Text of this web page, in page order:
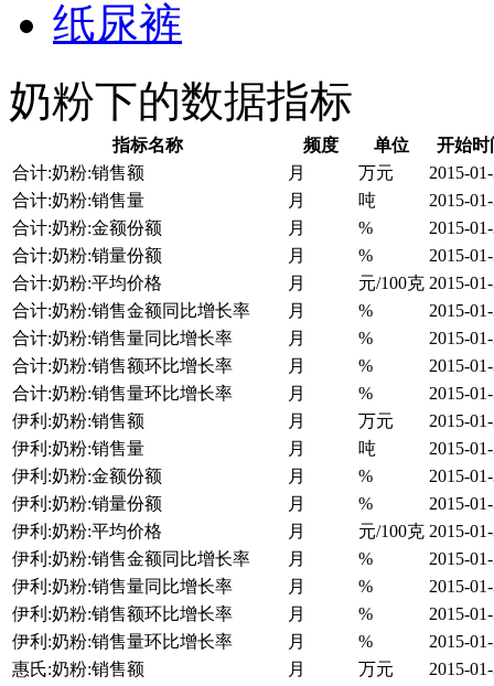
纸尿裤
奶粉下的数据指标
指标名称 频度 单位
开始时
合计:奶粉:销售额
月 万元
2015-
合计:奶粉:销售量
月 吨
2015-
合计:奶粉:金额份额
月 %
2015-
合计:奶粉:销量份额
月 %
2015-
合计:奶粉:平均价格
月 元/100克 2015-
合计:奶粉:销售金额同比增长率
月 %
2015-
合计:奶粉:销售量同比增长率
月 %
2015-
合计:奶粉:销售额环比增长率
月 %
2015-
合计:奶粉:销售量环比增长率
月 %
2015-
伊利:奶粉:销售额
月 万元
2015-
伊利:奶粉:销售量
月 吨
2015-
伊利:奶粉:金额份额
月 %
2015-
伊利:奶粉:销量份额
月 %
2015-
伊利:奶粉:平均价格
月 元/100克 2015-
伊利:奶粉:销售金额同比增长率
月 %
2015-
伊利:奶粉:销售量同比增长率
月 %
2015-
伊利:奶粉:销售额环比增长率
月 %
2015-
伊利:奶粉:销售量环比增长率
月 %
2015-
惠氏:奶粉:销售额
月 万元
2015-